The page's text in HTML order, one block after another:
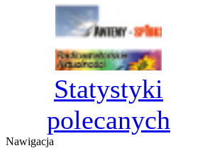
Statystyki
polecanych
Nawigacja